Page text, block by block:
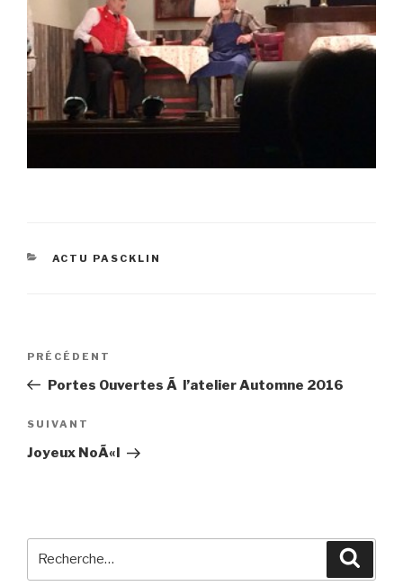
CATÉGORIES
ACTU PASCKLIN
Navigation
l’article
Article
précédent
PRÉCÉDENT
Portes Ouvertes Ã l’atelier Automne 2016
Article
suivant
SUIVANT
Joyeux NoÃ«l